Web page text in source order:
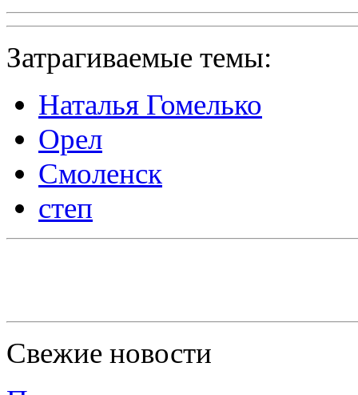
Затрагиваемые темы:
Наталья Гомелько
Орел
Смоленск
степ
Свежие новости